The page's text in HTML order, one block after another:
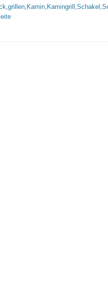
,grillen, Kamin, Kamingrill ,Schakel ,